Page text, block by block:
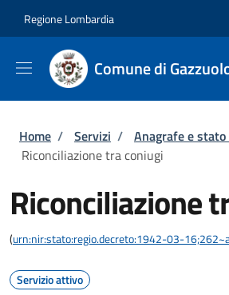
Regione Lombardia
Comune di
Briciole di pane
Home / Servizi / Anagrafe e
Riconciliazione tra coniugi
Riconciliazione
(urn:nir:stato:regio.decreto:1942-03-
Servizio attivo